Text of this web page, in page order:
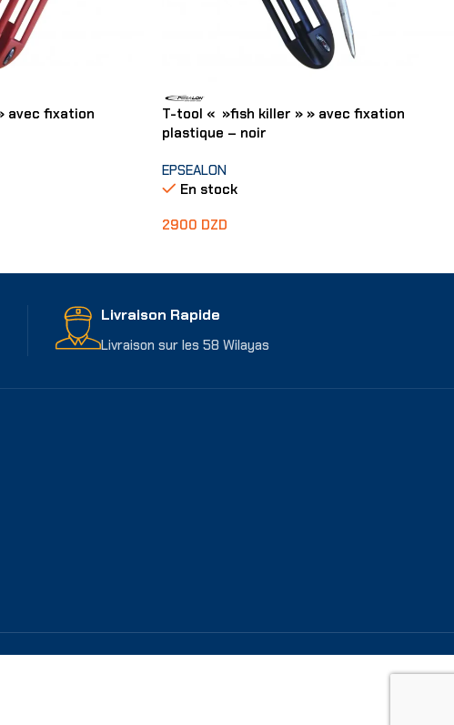
avec fixation
T-tool « »fish killer » » avec fixation
plastique – noir
EPSEALON
En stock
2900 DZD
Livraison Rapide
Livraison sur les 58 Wilayas